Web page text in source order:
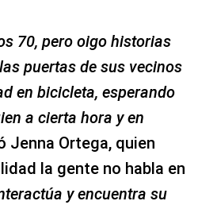
70, pero oigo historias
puertas de sus vecinos
en bicicleta, esperando
a cierta hora y en
Jenna Ortega, quien
la gente no habla en
y encuentra su